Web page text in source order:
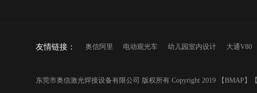
友情链接： 奥信阿里 电动观光车 幼儿园室内设计 大通V80
东莞市奥信激光焊接设备有限公司 版权所有 Copyright 2019 【 BMAP 】【